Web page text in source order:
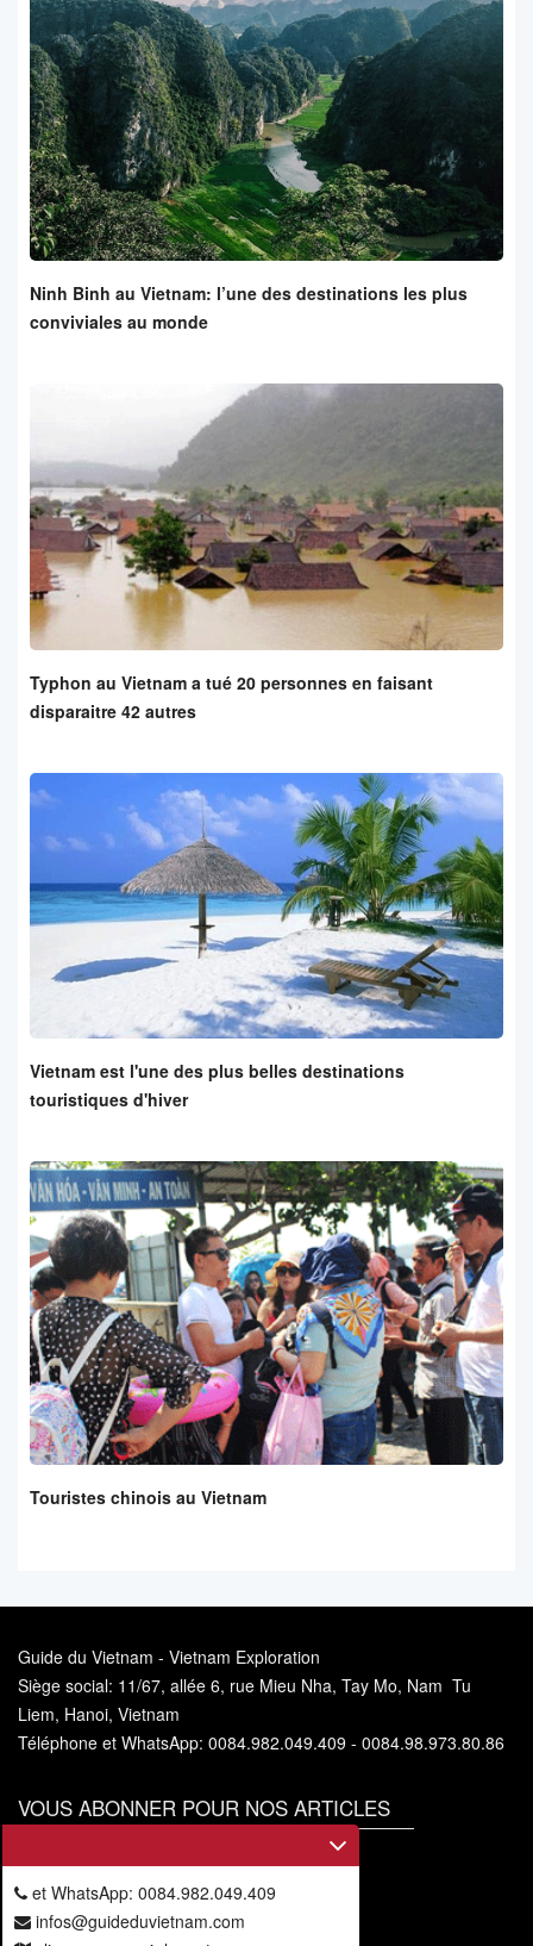
Ninh Binh au Vietnam: l’une des destinations les plus
conviviales au monde
Typhon au Vietnam a tué 20 personnes en faisant
disparaitre 42 autres
Vietnam est l'une des plus belles destinations
touristiques d'hiver
Touristes chinois au Vietnam
Guide du Vietnam - Vietnam Exploration
Siège social: 11/67, allée 6, rue Mieu Nha, Tay Mo, Nam Tu
Liem, Hanoi, Vietnam
Téléphone et WhatsApp: 0084.982.049.409 - 0084.98.973.80.86
VOUS ABONNER POUR NOS ARTICLES
abonner
et WhatsApp: 0084.982.049.409
infos@guideduvietnam.com